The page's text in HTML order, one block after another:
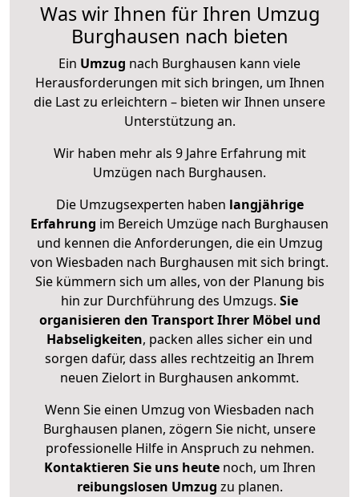
Was wir Ihnen für Ihren Umzug
Burghausen nach bieten
Ein Umzug nach Burghausen kann viele
Herausforderungen mit sich bringen, um Ihnen
die Last zu erleichtern – bieten wir Ihnen unsere
Unterstützung an.
Wir haben mehr als 9 Jahre Erfahrung mit
Umzügen nach Burghausen.
Die Umzugsexperten haben langjährige
Erfahrung im Bereich Umzüge nach Burghausen
und kennen die Anforderungen, die ein Umzug
von Wiesbaden nach Burghausen mit sich bringt.
Sie kümmern sich um alles, von der Planung bis
hin zur Durchführung des Umzugs. Sie
organisieren den Transport Ihrer Möbel und
Habseligkeiten, packen alles sicher ein und
sorgen dafür, dass alles rechtzeitig an Ihrem
neuen Zielort in Burghausen ankommt.
Wenn Sie einen Umzug von Wiesbaden nach
Burghausen planen, zögern Sie nicht, unsere
professionelle Hilfe in Anspruch zu nehmen.
Kontaktieren Sie uns heutenoch, um Ihren
reibungslosen Umzug zu planen.